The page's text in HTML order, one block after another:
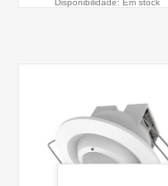
Disponibilidade: Em stock